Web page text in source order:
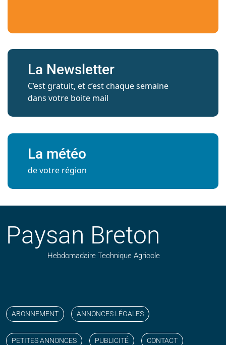
La Newsletter
C’est gratuit, et c’est chaque semaine
dans votre boite mail
La météo
de votre région
Paysan Breton
Hebdomadaire Technique Agricole
ABONNEMENT ANNONCES LÉGALES
PETITES ANNONCES PUBLICITÉ CONTACT